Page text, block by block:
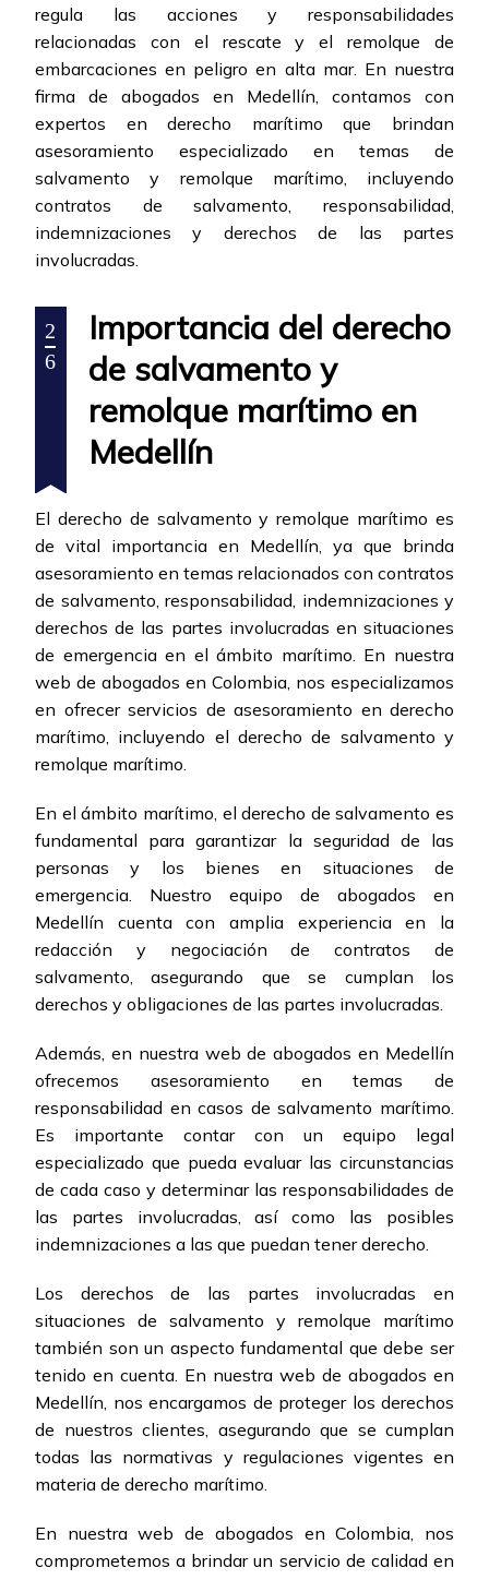
regula las acciones y responsabilidades
relacionadas con el rescate y el remolque de
embarcaciones en peligro en alta mar. En nuestra
firma de abogados en Medellín, contamos con
expertos en derecho marítimo que brindan
asesoramiento especializado en temas de
salvamento y remolque marítimo, incluyendo
contratos de salvamento, responsabilidad,
indemnizaciones y derechos de las partes
involucradas.
2
6
Importancia del derecho
de salvamento y
remolque marítimo en
Medellín
El derecho de salvamento y remolque marítimo es
de vital importancia en Medellín, ya que brinda
asesoramiento en temas relacionados con contratos
de salvamento, responsabilidad, indemnizaciones y
derechos de las partes involucradas en situaciones
de emergencia en el ámbito marítimo. En nuestra
web de abogados en Colombia, nos especializamos
en ofrecer servicios de asesoramiento en derecho
marítimo, incluyendo el derecho de salvamento y
remolque marítimo.
En el ámbito marítimo, el derecho de salvamento es
fundamental para garantizar la seguridad de las
personas y los bienes en situaciones de
emergencia. Nuestro equipo de abogados en
Medellín cuenta con amplia experiencia en la
redacción y negociación de contratos de
salvamento, asegurando que se cumplan los
derechos y obligaciones de las partes involucradas.
Además, en nuestra web de abogados en Medellín
ofrecemos asesoramiento en temas de
responsabilidad en casos de salvamento marítimo.
Es importante contar con un equipo legal
especializado que pueda evaluar las circunstancias
de cada caso y determinar las responsabilidades de
las partes involucradas, así como las posibles
indemnizaciones a las que puedan tener derecho.
Los derechos de las partes involucradas en
situaciones de salvamento y remolque marítimo
también son un aspecto fundamental que debe ser
tenido en cuenta. En nuestra web de abogados en
Medellín, nos encargamos de proteger los derechos
de nuestros clientes, asegurando que se cumplan
todas las normativas y regulaciones vigentes en
materia de derecho marítimo.
En nuestra web de abogados en Colombia, nos
comprometemos a brindar un servicio de calidad en